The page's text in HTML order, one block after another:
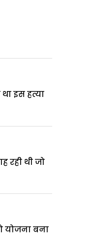
इस हत्या
रही थी जो
योजना बना